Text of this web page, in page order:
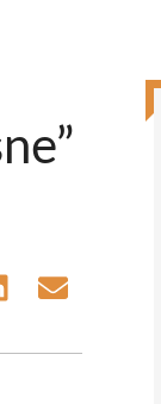
Share